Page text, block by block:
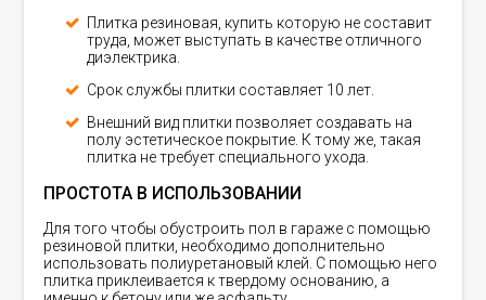
Плитка резиновая, купить которую не составит
труда, может выступать в качестве отличного
диэлектрика.
Срок службы плитки составляет 10 лет.
Внешний вид плитки позволяет создавать на
полу эстетическое покрытие. К тому же, такая
плитка не требует специального ухода.
ПРОСТОТА В ИСПОЛЬЗОВАНИИ
Для того чтобы обустроить пол в гараже с помощью
резиновой плитки, необходимо дополнительно
использовать полиуретановый клей. С помощью него
плитка приклеивается к твердому основанию, а